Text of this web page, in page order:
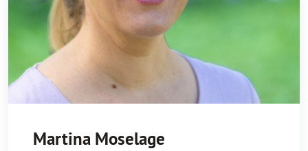
Martina Moselage